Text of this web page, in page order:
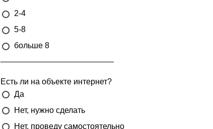
2-4
5-8
больше 8
Есть ли на объекте интернет?
Да
Нет, нужно сделать
Нет, проведу самостоятельно